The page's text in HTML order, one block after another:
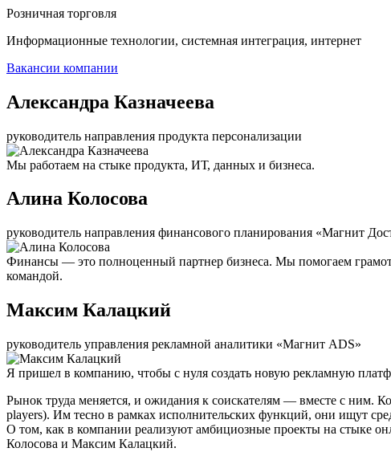
Розничная торговля
Информационные технологии, системная интеграция, интернет
Вакансии компании
Александра Казначеева
руководитель направления продукта персонализации
Мы работаем на стыке продукта, ИТ, данных и бизнеса.
Алина Колосова
руководитель направления финансового планирования «Магнит
Финансы — это полноценный партнер бизнеса. Мы помогаем
командой.
Максим Калацкий
руководитель управления рекламной аналитики «Магнит ADS»
Я пришел в компанию, чтобы с нуля создать новую рекламную
Рынок труда меняется, и ожидания к соискателям — вместе с ним.
players). Им тесно в рамках исполнительских функций, они ищут
О том, как в компании реализуют амбициозные проекты на стыке
Колосова и Максим Калацкий.